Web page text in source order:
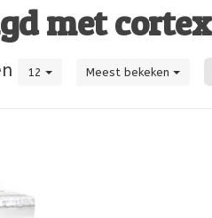
met cortex
12 Meest bekeken